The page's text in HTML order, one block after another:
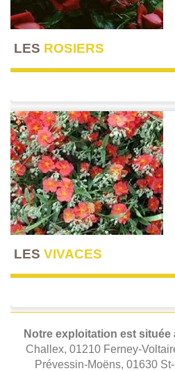
LES ROSIERS
LES VIVACES
Notre exploitation est située
Challex, 01210 Ferney-
Prévessin-Moëns, 01630